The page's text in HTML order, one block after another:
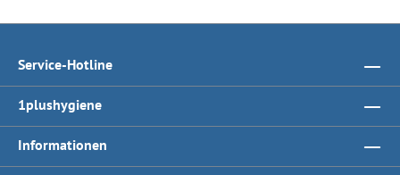
Service-Hotline
1plushygiene
Informationen